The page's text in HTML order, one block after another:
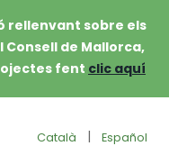
rellenvant sobre els
de Mallorca,
fent clic aquí
Català | Español